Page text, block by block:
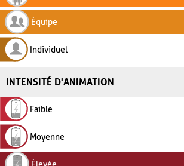
Équipe
Individuel
INTENSITÉ D'ANIMATION
Faible
Moyenne
Élevée